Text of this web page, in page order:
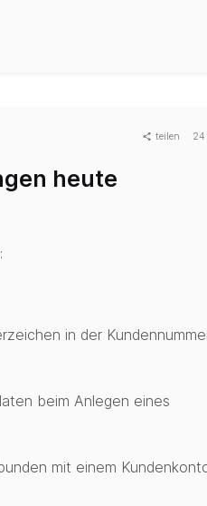
teilen
heute
in der
beim Anlegen eines
mit einem